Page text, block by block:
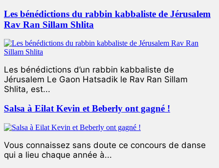
Les bénédictions du rabbin kabbaliste de Jérusalem
Rav Ran Sillam Shlita
Les bénédictions d’un rabbin kabbaliste de
Jérusalem Le Gaon Hatsadik le Rav Ran Sillam
Shlita, est...
Salsa à Eilat Kevin et Beberly ont gagné !
Vous connaissez sans doute ce concours de danse
qui a lieu chaque année à...